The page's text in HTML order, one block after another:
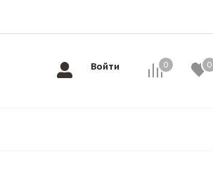
Войти 0 0